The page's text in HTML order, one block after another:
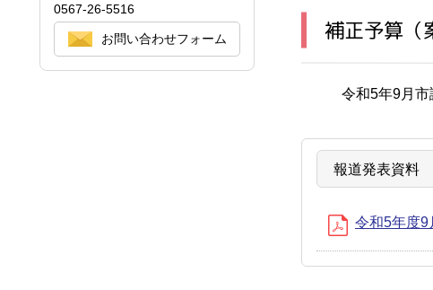
補正予算（
令和5年9月市
報道発表資料
令和5年度9
0567-26-5516
お問い合わせフォーム